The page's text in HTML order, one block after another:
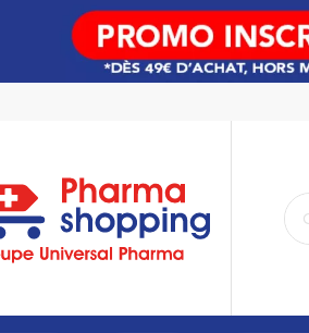
PharmaShopping Votre